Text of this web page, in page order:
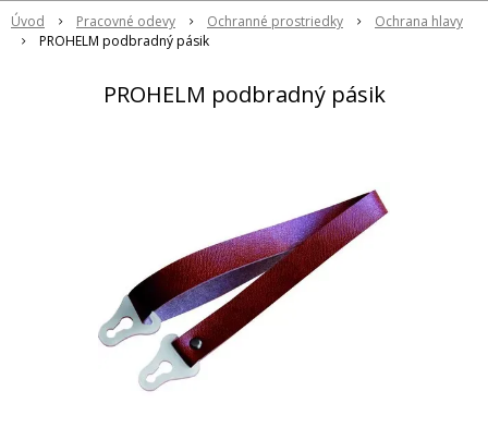
Úvod Pracovné odevy Ochranné prostriedky
Ochrana hlavy
PROHELM podbradný pásik
PROHELM podbradný pásik